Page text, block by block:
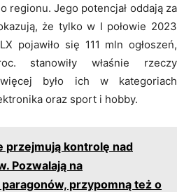
regionu. Jego potencjał oddają za
że tylko w I połowie 2023
pojawiło się 111 mln ogłoszeń,
stanowiły właśnie rzeczy
było ich w kategoriach
oraz sport i hobby.
przejmują kontrolę nad
Pozwalają na
przypomną też o